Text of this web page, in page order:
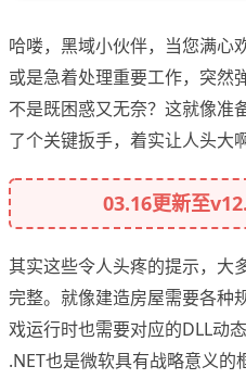
哈喽，黑域小伙伴，当您满心
或是急着处理重要工作，突然
不是既困惑又无奈？这就像准
了个关键扳手，着实让人头大
03.16更新至
其实这些令人头疼的提示，大
完整。就像建造房屋需要各种
戏运行时也需要对应的DLL动
.NET也是微软具有战略意义